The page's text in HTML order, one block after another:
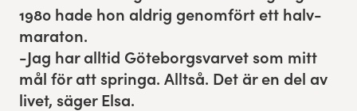
1980hade hon aldrig genomfört ett halv­
mara­ton.
-Jag har alltid Göteborgsvarvet som mitt
mål för att springa. Allt­så. Det är en del av
livet, säger Elsa.
Göteborgsvarvet familjeområde
Res, bo, upplev
Hållbarhet